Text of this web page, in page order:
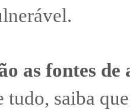
as fontes de
tudo, saiba